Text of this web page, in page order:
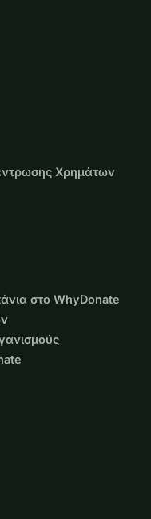
Χρημάτων
στο WhyDonate